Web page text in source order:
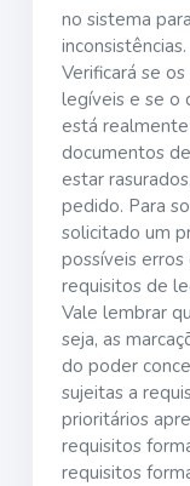
no sistema
inconsistências.
Verificará se
legíveis e se o
está
documentos
estar
pedido. Para
solicitado um
possíveis
requisitos de
Vale lembrar
seja, as
do poder
sujeitas a
prioritários
requisitos
requisitos